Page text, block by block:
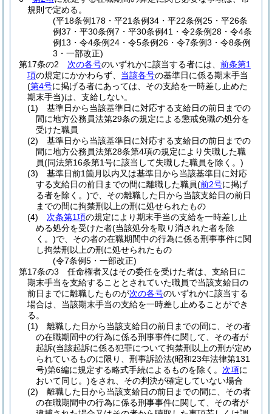
規則で定める。
(平18条例178・平21条例34・平22条例25・平26条
例37・平30条例7・平30条例41・令2条例28・令4条
例13・令4条例24・令5条例26・令7条例3・令8条例
3・一部改正)
第17条の2
次の各号のいずれかに該当する者には、 前条第1
項の規定にかかわらず、 当該各号の基準日に係る期末手当
(第4号に掲げる者にあっては、その支給を一時差し止めた
期末手当)は、支給しない。
(1)
基準日から当該基準日に対応する支給日の前日までの
間に地方公務員法第29条の規定による懲戒免職の処分を
受けた職員
(2)
基準日から当該基準日に対応する支給日の前日までの
間に地方公務員法第28条第4項の規定により失職した職
員(同法第16条第1号に該当して失職した職員を除く。)
(3)
基準日前1箇月以内又は基準日から当該基準日に対応
する支給日の前日までの間に離職した職員(前2号に掲げ
る者を除く。)で、その離職した日から当該支給日の前日
までの間に拘禁刑以上の刑に処せられたもの
(4)
次条第1項の規定により期末手当の支給を一時差し止
める処分を受けた者(当該処分を取り消された者を除
く。)で、その者の在職期間中の行為に係る刑事事件に関
し拘禁刑以上の刑に処せられたもの
(令7条例5・一部改正)
第17条の3
任命権者又はその委任を受けた者は、支給日に
期末手当を支給することとされていた職員で当該支給日の
前日までに離職したものが次の各号のいずれかに該当する
場合は、当該期末手当の支給を一時差し止めることができ
る。
(1)
離職した日から当該支給日の前日までの間に、その者
の在職期間中の行為に係る刑事事件に関して、その者が
起訴(当該起訴に係る犯罪について拘禁刑以上の刑が定め
られているものに限り、刑事訴訟法(昭和23年法律第131
号)第6編に規定する略式手続によるものを除く。 次項に
おいて同じ。)をされ、その判決が確定していない場合
(2)
離職した日から当該支給日の前日までの間に、その者
の在職期間中の行為に係る刑事事件に関して、その者が